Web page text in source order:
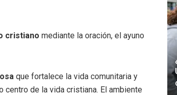
cristiano mediante la oración, el ayuno
que fortalece la vida comunitaria y
de la vida cristiana. El ambiente